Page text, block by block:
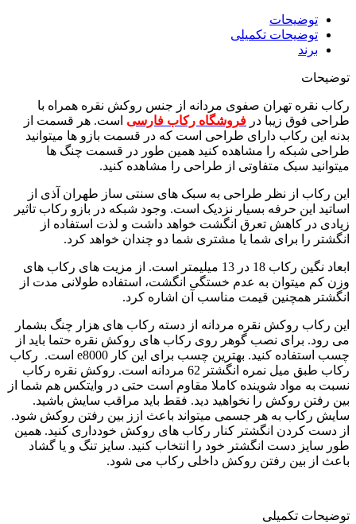
توضیحات
توضیحات تکمیلی
برند
توضیحات
رکاب نقره تهران صفوی مردانه از جنس روکش نقره همراه با
طراحی فوق زیبا در فروشگاه رکاب فارسی است. هر قسمت از
بدنه این رکاب دارای طراحی است که در قسمت بازو ها میتوانید
طراحی شبکه را مشاهده کنید همین طور در قسمت چنگ ها
میتوانید سبک متفاوتی از طراحی را مشاهده کنید.
این رکاب از نظر طراحی به سبک های سنتی ساز طهران آذی از
اساتید این حرفه بسیار نزدیک است. وجود شبکه در بازو رکاب تاثیر
زیادی در کاهش تعرق انگشت خواهد داشت و لذت استفاده از
انگشتر را برای شما یا مشتری شما دو چندان خواهد کرد.
ابعاد نگین رکاب 18 در 13 میلیمتر است. از مزیت های رکاب های
وزن کم میتوان به عدم خستگی انگشت، استفاده طولانی مدت از
انگشتر همچنین قیمت مناسب آن اشاره کرد.
این رکاب روکش نقره مردانه از دسته رکاب های هزار چنگ بشمار
می رود. برای نصب گوهر روی رکاب های روکش نقره حتما باید از
چسب استفاده کنید. بهترین چسب برای این کار e8000 است. رکاب
رکاب طبق میل نمره انگشتر 62 مردانه است. روکش نقره رکاب
نسبت به مواد شوینده کاملا مقاوم است حتی در وایتکس هم شما از
بین رفتن روکش را نخواهید دید. فقط باید مراقب سایش باشید.
سایش رکاب به هر جسمی میتواند باعث ازز بین رفتن روکش شود.
از دست کردن انگشتر کنار رکاب های روکش خودداری کنید. همین
طور سایز دست انگشتر خود را انتخاب کنید. سایز تنگ و یا گشاد
باعث از بین رفتن روکش داخلی رکاب می شود.
توضیحات تکمیلی